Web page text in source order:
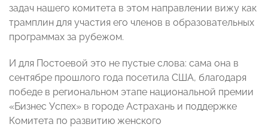
задач нашего комитета в этом направлении вижу как
трамплин для участия его членов в образовательных
программах за рубежом.
И для Постоевой это не пустые слова: сама она в
сентябре прошлого года посетила США, благодаря
победе в региональном этапе национальной премии
«Бизнес Успех» в городе Астрахань и поддержке
Комитета по развитию женского